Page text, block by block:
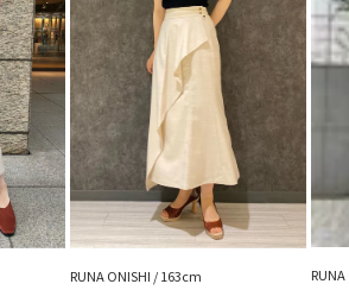
RUNA ONISHI / 163cm